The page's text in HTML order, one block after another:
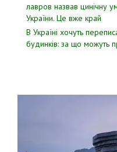
лавров нaзвав цинiчну
Укpаїни. Цe вже кpай
В Україні хочуть
будинків: за що можуть